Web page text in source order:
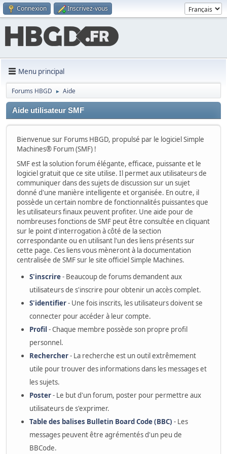
Connexion Inscrivez-vous
Menu principal
Forums HBGD ► Aide
Aide utilisateur SMF
Bienvenue sur Forums HBGD, propulsé par le logiciel Simple
Machines® Forum (SMF) !
SMF est la solution forum élégante, efficace, puissante et le
logiciel gratuit que ce site utilise. Il permet aux utilisateurs de
communiquer dans des sujets de discussion sur un sujet
donné d'une manière intelligente et organisée. En outre, il
possède un certain nombre de fonctionnalités puissantes que
les utilisateurs finaux peuvent profiter. Une aide pour de
nombreuses fonctions de SMF peut être consultée en cliquant
sur le point d'interrogation à côté de la section
correspondante ou en utilisant l'un des liens présents sur
cette page. Ces liens vous mèneront à la documentation
centralisée de SMF sur le site officiel Simple Machines.
S'inscrire- Beaucoup de forums demandent aux
utilisateurs de s'inscrire pour obtenir un accès complet.
S'identifier- Une fois inscrits, les utilisateurs doivent se
connecter pour accéder à leur compte.
Profil - Chaque membre possède son propre profil
personnel.
Rechercher- La recherche est un outil extrêmement
utile pour trouver des informations dans les messages et
les sujets.
Poster- Le but d'un forum, poster pour permettre aux
utilisateurs de s'exprimer.
Table des balises Bulletin Board Code (BBC) - Les
messages peuvent être agrémentés d'un peu de
BBCode.